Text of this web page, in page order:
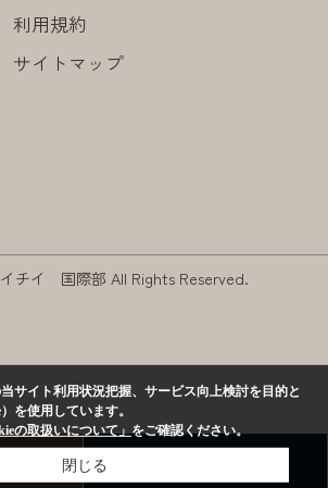
利用規約
サイトマップ
チイ 国際部 All Rights Reserved.
サイト利用状況把握、サービス向上検討を目的と
を使用しています。
の取扱いについて」をご確認ください。
閉じる